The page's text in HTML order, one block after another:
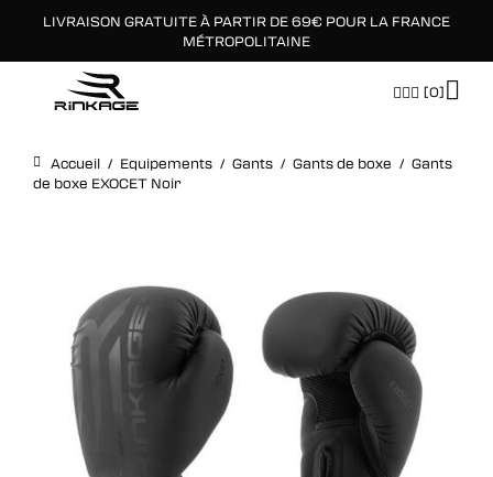
LIVRAISON GRATUITE À PARTIR DE 69€ POUR LA FRANCE
MÉTROPOLITAINE
[0]
Accueil / Equipements / Gants / Gants de boxe / Gants
de boxe EXOCET Noir